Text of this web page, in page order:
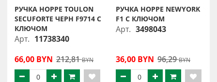
РУЧКА HOPPE TOULON
SECUFORTE ЧЕРН F9714 С
КЛЮЧОМ
Арт. 11738340
66,00 BYN 212,81BYN
РУЧКА HOPPE NEWYORK
F1 С КЛЮЧОМ
Арт. 3498043
36,00 BYN 96,29BYN